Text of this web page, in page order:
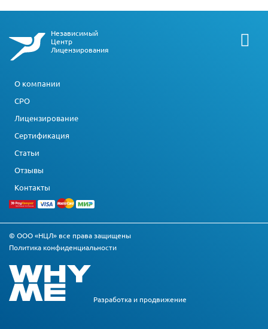
Независимый
Центр
Лицензирования
О компании
СРО
Лицензирование
Сертификация
Статьи
Отзывы
Контакты
© ООО «НЦЛ» все права защищены
Политика конфиденциальности
Разработка и продвижение